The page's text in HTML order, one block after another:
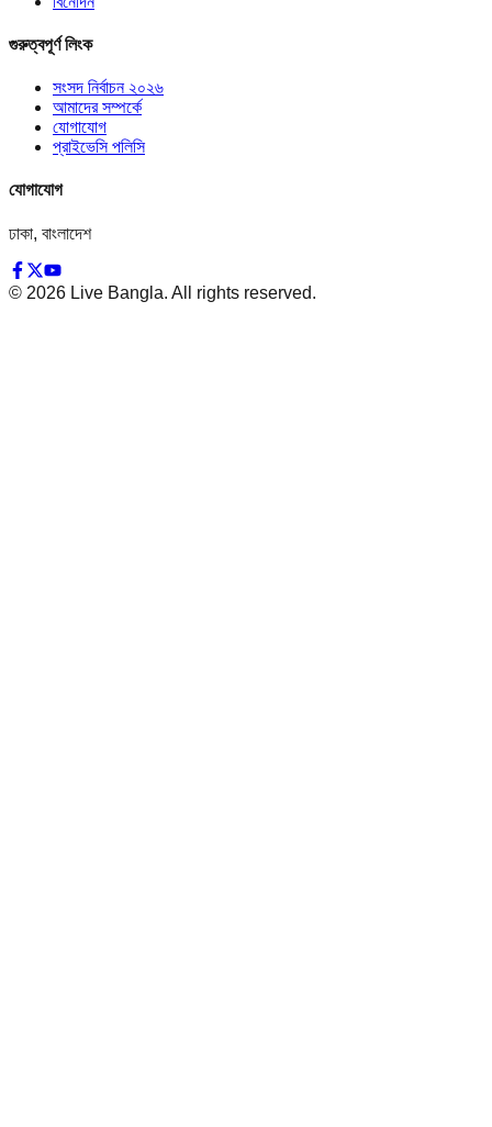
গুরুত্বপূর্ণ লিংক
সংসদ নির্বাচন ২০২৬
আমাদের সম্পর্কে
যোগাযোগ
প্রাইভেসি পলিসি
যোগাযোগ
ঢাকা, বাংলাদেশ
© 2026 Live Bangla. All rights reserved.